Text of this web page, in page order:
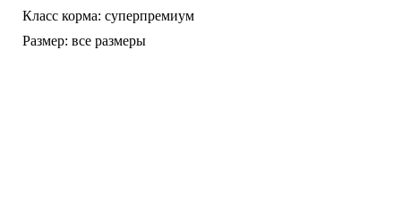
Класс корма: суперпремиум
Размер: все размеры